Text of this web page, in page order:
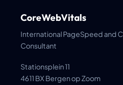
CoreWebVitals
International PageSpeed and
Consultant
Stationsplein 11
4611 BX Bergen op Zoom